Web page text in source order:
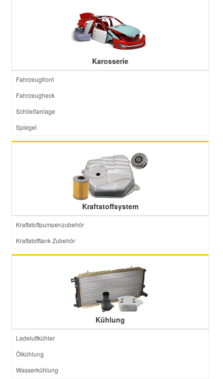
Karosserie
Fahrzeugfront
Fahrzeugheck
Schließanlage
Spiegel
Kraftstoffsystem
Kraftstoffpumpenzubehör
Kraftstofftank Zubehör
Kühlung
Ladeluftkühler
Ölkühlung
Wasserkühlung